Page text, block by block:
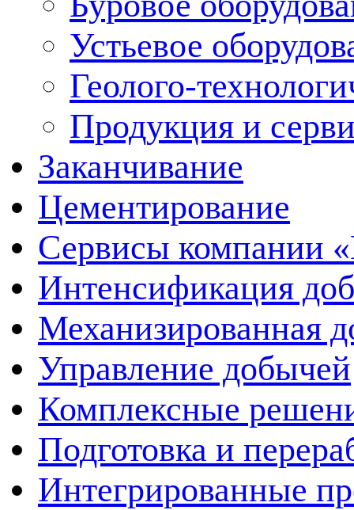
Устьевое
Геолого-
Продукция и
Заканчивание
Цементирование
Сервисы компании
Интенсификация
Механизированная
Управление добычей
Комплексные
Подготовка и
Интегрированные